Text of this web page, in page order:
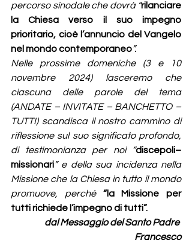
percorso sinodale che dovrà “rilanciare
la Chiesa verso il suo impegno
prioritario, cioè l’annuncio del Vangelo
nel mondo contemporaneo”.
Nelle prossime domeniche (3 e 10
novembre 2024) lasceremo che
ciascuna delle parole del tema
(ANDATE – INVITATE – BANCHETTO –
TUTTI) scandisca il nostro cammino di
riflessione sul suo significato profondo,
di testimonianza per noi “discepoli–
missionari” e della sua incidenza nella
Missione che la Chiesa in tutto il mondo
promuove, perché “la Missione per
tutti richiede l’impegno di tutti”.
dal Messaggio del Santo Padre
Francesco